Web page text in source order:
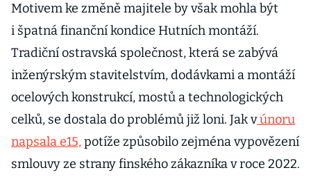
Motivem ke změně majitele by však mohla být
i špatná finanční kondice Hutních montáží.
Tradiční ostravská společnost, která se zabývá
inženýrským stavitelstvím, dodávkami a montáží
ocelových konstrukcí, mostů a technologických
celků, se dostala do problémů již loni. Jak vúnoru
napsala e15,potíže způsobilo zejména vypovězení
smlouvy ze strany finského zákazníka v roce 2022.